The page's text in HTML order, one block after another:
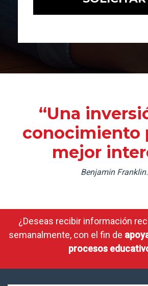
“Una
conocimiento
mejor
Benjamin Franklin.
¿Deseas recibir información
semanalmente, con el fin de
procesos